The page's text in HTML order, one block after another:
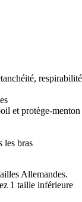
respirabilité
et protège-menton
les bras
Allemandes.
1 taille inférieure